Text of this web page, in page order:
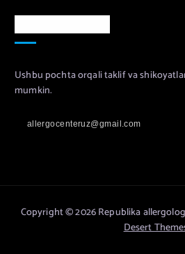
Ushbu pochta orqali taklif va
mumkin.
Copyright © 2026 Republika
Desert